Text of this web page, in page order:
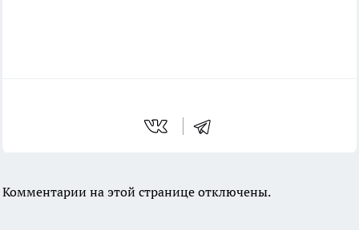
Комментарии на этой странице отключены.